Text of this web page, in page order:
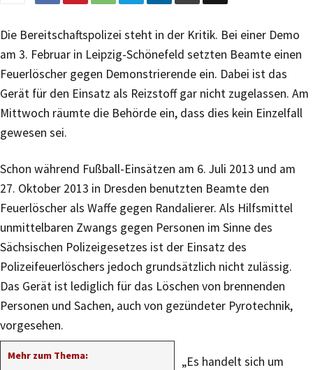
Die Bereitschaftspolizei steht in der Kritik. Bei einer Demo
am 3. Februar in Leipzig-Schönefeld setzten Beamte einen
Feuerlöscher gegen Demonstrierende ein. Dabei ist das
Gerät für den Einsatz als Reizstoff gar nicht zugelassen. Am
Mittwoch räumte die Behörde ein, dass dies kein Einzelfall
gewesen sei.
Schon während Fußball-Einsätzen am 6. Juli 2013 und am
27. Oktober 2013 in Dresden benutzten Beamte den
Feuerlöscher als Waffe gegen Randalierer. Als Hilfsmittel
unmittelbaren Zwangs gegen Personen im Sinne des
Sächsischen Polizeigesetzes ist der Einsatz des
Polizeifeuerlöschers jedoch grundsätzlich nicht zulässig.
Das Gerät ist lediglich für das Löschen von brennenden
Personen und Sachen, auch von gezündeter Pyrotechnik,
vorgesehen.
Mehr zum Thema:
„Es handelt sich um